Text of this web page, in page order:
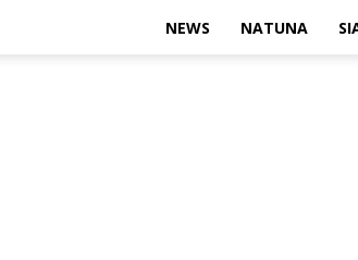
NEWS NATUNA